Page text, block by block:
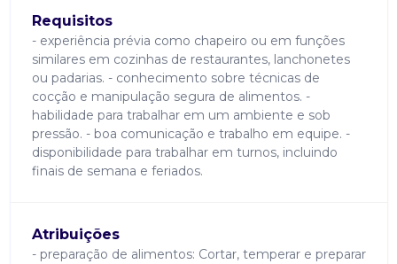
Requisitos
- experiência prévia como chapeiro ou em funções
similares em cozinhas de restaurantes, lanchonetes
ou padarias. - conhecimento sobre técnicas de
cocção e manipulação segura de alimentos. -
habilidade para trabalhar em um ambiente e sob
pressão. - boa comunicação e trabalho em equipe. -
disponibilidade para trabalhar em turnos, incluindo
finais de semana e feriados.
Atribuições
- preparação de alimentos: Cortar, temperar e preparar